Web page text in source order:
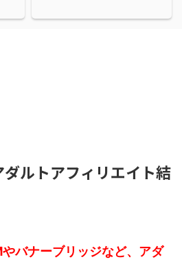
ルトアフィリエイト結
バナーブリッジなど、アダ